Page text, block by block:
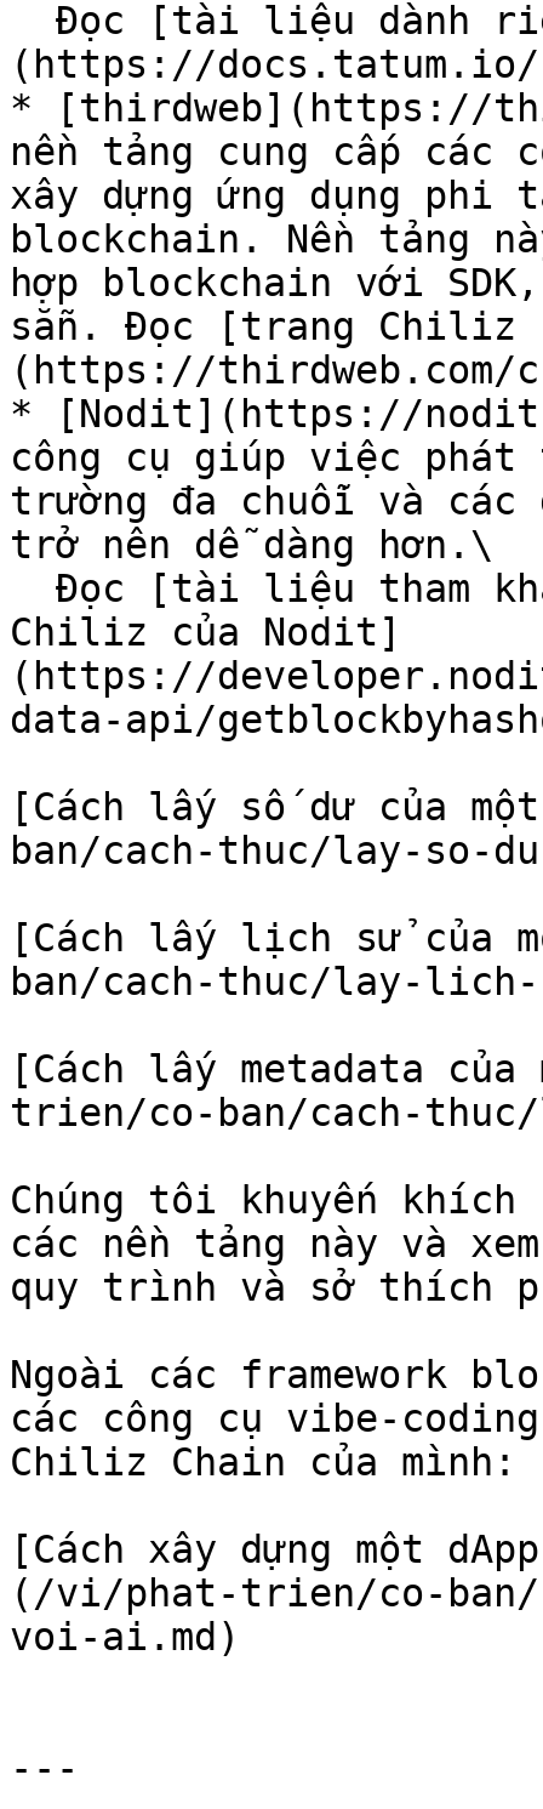
(https://
* [thirdweb](https://
nền tảng cung cấp các
xây dựng ứng dụng phi
blockchain. Nền tảng
hợp blockchain với
sẵn. Đọc [trang Chiliz
(https://
* [Nodit](https://
công cụ giúp việc
trường đa chuỗi và
trở nên dễ dàng hơn.\
Chiliz của Nodit]
(https://
data-api/
[Cách lấy số dư của
ban/cach-thuc/lay-so-
[Cách lấy lịch sử
ban/cach-thuc/lay-
[Cách lấy metadata
trien/co-ban/cach-
Chúng tôi khuyến khích
các nền tảng này và
quy trình và sở thích
Ngoài các framework
các công cụ vibe-
Chiliz Chain của mình:
[Cách xây dựng một
(/vi/phat-trien/co-ban/
voi-ai.md)
---